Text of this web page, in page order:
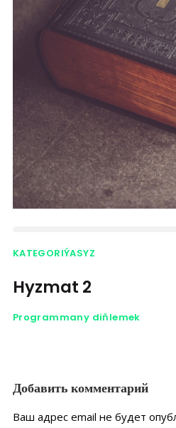
KATEGORIÝASYZ
Hyzmat 2
Programmany diňlemek
Добавить комментарий
Ваш адрес email не будет